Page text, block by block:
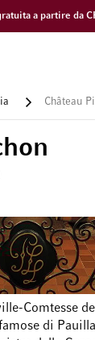
a partire da
Château
Comtesse
di